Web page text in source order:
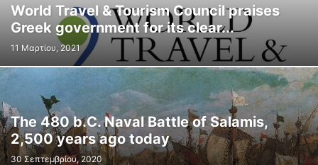
METRO MUSEUMS NEWS IN ENGLISH ORGANIZATIONS RALLY
REAL ESTATE RENT A CAR RESEARCH SAILING SHIPPING
SPACE TRAVEL SPECIAL OLYMPICS SPONSORED SPORTS STAMA
STRIKE TECHNOLOGY TOP TRAVELLING DEALS TOUR OPERATORS
TRANSPORTATION
TRAVELLING NEWS UNESCO UNWTO WEBINAR
WTTC YACHTING ΑΓΓΕΛΊΕΣ ΑΓΡΟΤΙΚΆ ΠΡΟΪΌΝΤΑ
ΑΓΡΟΤΙΚΉ ΕΠΙΧΕΙΡΗΜΑΤΙΚΌΤΗΤΑ ΑΓΡΟΤΟΥΡΙΣΜΌΣ ΑΕΡΟΔΡΌΜΙΑ
ΑΕΡΟΠΟΡΙΚΆ ΝΈΑ ΑΘΛΗΤΙΚΆ ΑΘΛΗΤΙΚΌΣ ΤΟΥΡΙΣΜΌΣ ΑΚΤΟΠΛΟΪΑ
World Travel & Tourism Council praises
Greek government for its clear...
11 Μαρτίου, 2021
The 480 b.C. Naval Battle of Salamis,
2,500 years ago today
30 Σεπτεμβρίου, 2020